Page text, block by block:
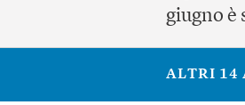
giugno è
ALTRI 14